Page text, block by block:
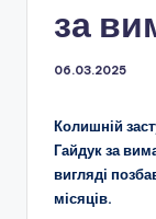
за
06.03.2025
Колишній
Гайдук за
вигляді
місяців.